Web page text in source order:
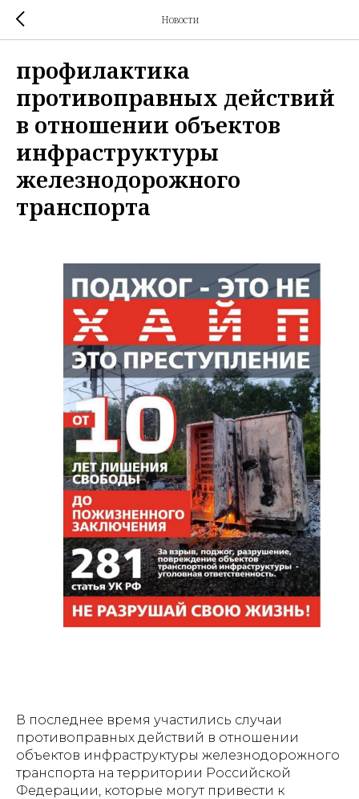
Новости
профилактика
противоправных действий
в отношении объектов
инфраструктуры
железнодорожного
транспорта
В последнее время участились случаи
противоправных действий в отношении
объектов инфраструктуры железнодорожного
транспорта на территории Российской
Федерации, которые могут привести к